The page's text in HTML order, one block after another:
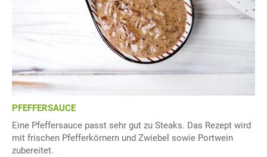
PFEFFERSAUCE
Eine Pfeffersauce passt sehr gut zu Steaks. Das Rezept wird
mit frischen Pfefferkörnern und Zwiebel sowie Portwein
zubereitet.